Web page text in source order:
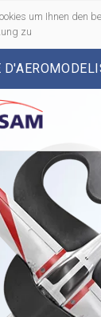
um Ihnen den
zu